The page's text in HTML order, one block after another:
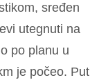
sređen
utegnuti na
po planu u
je počeo. Put